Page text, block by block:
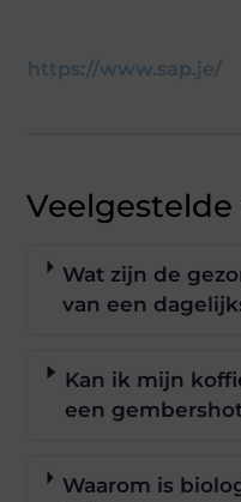
https://www.sap.je/
Wat zijn de
van een
Kan ik mijn
een
Waarom is